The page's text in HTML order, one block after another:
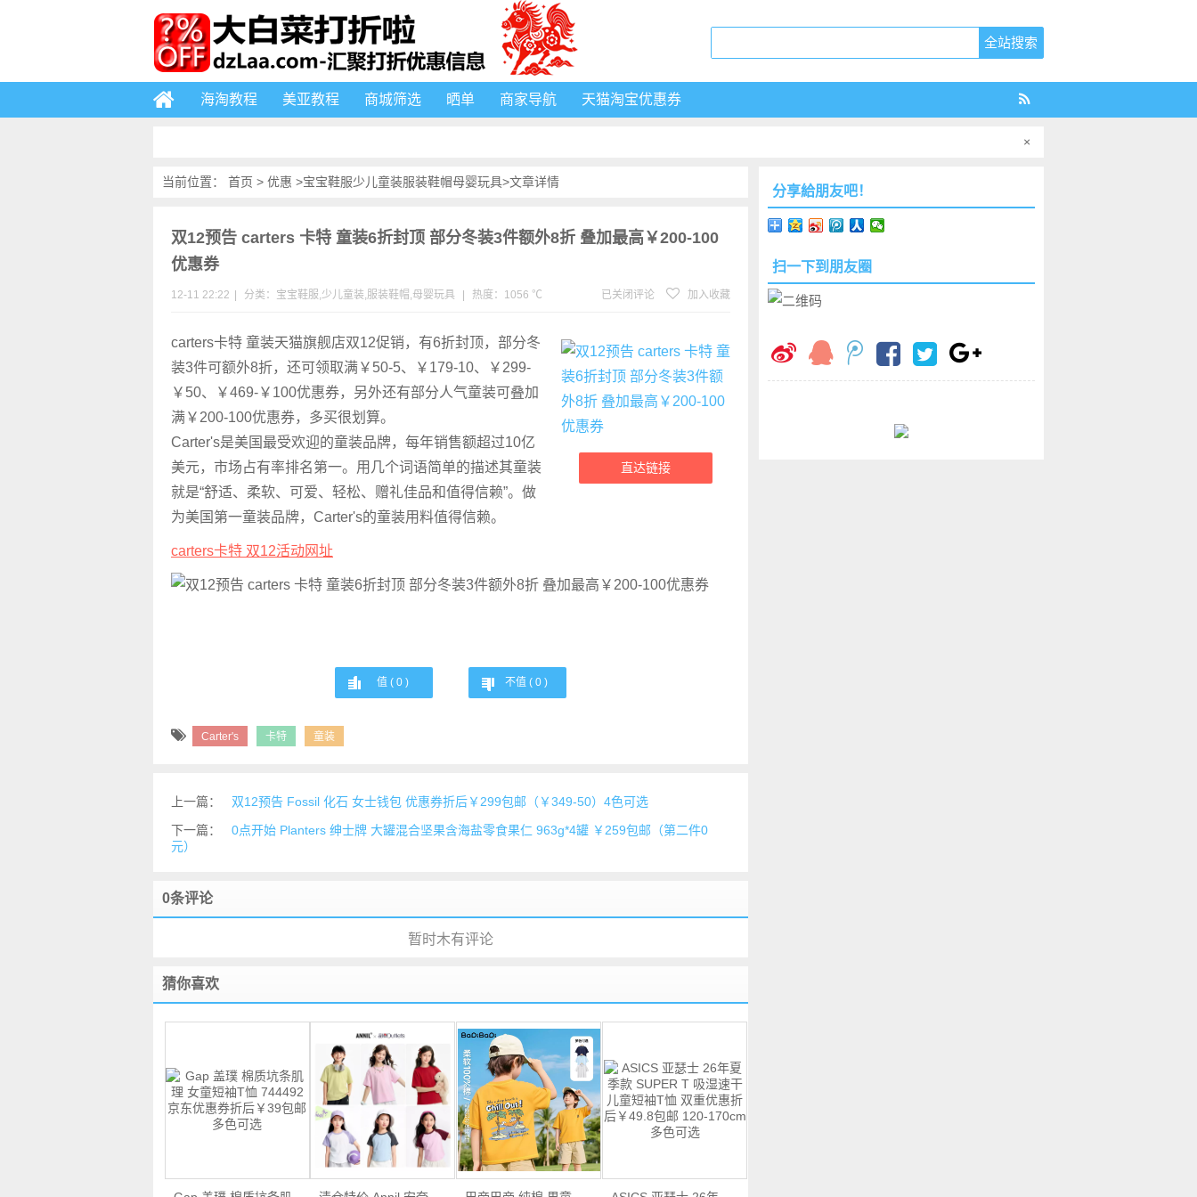
海淘教程 美亚教程 商城筛选 晒单 商家导航 天猫淘宝优惠券
×
当前位置： 首页 > 优惠 >宝宝鞋服少儿童装服装鞋帽母婴玩具>文章详情
双12预告 carters 卡特 童装6折封顶 部分冬装3件额外8折 叠加最高￥200-100
优惠券
12-11 22:22 分类： 宝宝鞋服,少儿童装, 服装鞋帽,母婴玩具 热度：1056 ℃ 已关闭评论 加入收藏
直达链接
carters卡特 童装天猫旗舰店双12促销，有6折封顶，部分冬
装3件可额外8折，还可领取满￥50-5、￥179-10、￥299-
￥50、￥469-￥100优惠券，另外还有部分人气童装可叠加
满￥200-100优惠券，多买很划算。
Carter's是美国最受欢迎的童装品牌，每年销售额超过10亿
美元，市场占有率排名第一。用几个词语简单的描述其童装
就是“舒适、柔软、可爱、轻松、赠礼佳品和值得信赖”。做
为美国第一童装品牌，Carter's的童装用料值得信赖。
carters卡特 双12活动网址
值 ( 0 ) 不值 ( 0 )
Carter's 卡特 童装
上一篇：
双12预告 Fossil 化石 女士钱包 优惠券折后￥299包邮（￥349-50）4色可选
下一篇：
0点开始 Planters 绅士牌 大罐混合坚果含海盐零食果仁 963g*4罐 ￥259包邮（第二件0
元）
0条评论
暂时木有评论
猜你喜欢
分享給朋友吧！
扫一下到朋友圈